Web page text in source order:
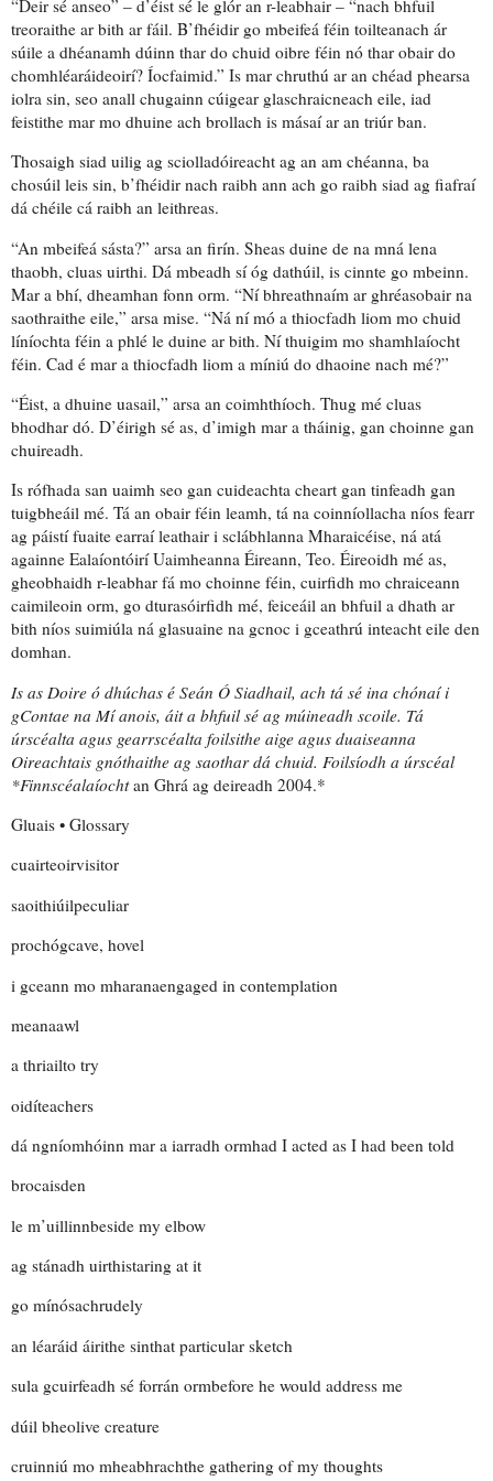
“Deir sé anseo” – d’éist sé le glór an r-leabhair – “nach bhfuil
treoraithe ar bith ar fáil. B’fhéidir go mbeifeá féin toilteanach ár
súile a dhéanamh dúinn thar do chuid oibre féin nó thar obair do
chomhléaráideoirí? Íocfaimid.” Is mar chruthú ar an chéad phearsa
iolra sin, seo anall chugainn cúigear glaschraicneach eile, iad
feistithe mar mo dhuine ach brollach is másaí ar an triúr ban.
Thosaigh siad uilig ag sciolladóireacht ag an am chéanna, ba
chosúil leis sin, b’fhéidir nach raibh ann ach go raibh siad ag fiafraí
dá chéile cá raibh an leithreas.
“An mbeifeá sásta?” arsa an firín. Sheas duine de na mná lena
thaobh, cluas uirthi. Dá mbeadh sí óg dathúil, is cinnte go mbeinn.
Mar a bhí, dheamhan fonn orm. “Ní bhreathnaím ar ghréasobair na
saothraithe eile,” arsa mise. “Ná ní mó a thiocfadh liom mo chuid
líníochta féin a phlé le duine ar bith. Ní thuigim mo shamhlaíocht
féin. Cad é mar a thiocfadh liom a míniú do dhaoine nach mé?”
“Éist, a dhuine uasail,” arsa an coimhthíoch. Thug mé cluas
bhodhar dó. D’éirigh sé as, d’imigh mar a tháinig, gan choinne gan
chuireadh.
Is rófhada san uaimh seo gan cuideachta cheart gan tinfeadh gan
tuigbheáil mé. Tá an obair féin leamh, tá na coinníollacha níos fearr
ag páistí fuaite earraí leathair i sclábhlanna Mharaicéise, ná atá
againne Ealaíontóirí Uaimheanna Éireann, Teo. Éireoidh mé as,
gheobhaidh r-leabhar fá mo choinne féin, cuirfidh mo chraiceann
caimileoin orm, go dturasóirfidh mé, feiceáil an bhfuil a dhath ar
bith níos suimiúla ná glasuaine na gcnoc i gceathrú inteacht eile den
domhan.
Is as Doire ó dhúchas é Seán Ó Siadhail, ach tá sé ina chónaí i
gContae na Mí anois, áit a bhfuil sé ag múineadh scoile. Tá
úrscéalta agus gearrscéalta foilsithe aige agus duaiseanna
Oireachtais gnóthaithe ag saothar dá chuid. Foilsíodh a úrscéal
*Finnscéalaíochtan Ghrá ag deireadh 2004.*
Gluais • Glossary
cuairteoirvisitor
saoithiúilpeculiar
prochógcave, hovel
i gceann mo mharanaengaged in contemplation
meanaawl
a thriailto try
oidíteachers
dá ngníomhóinn mar a iarradh ormhad I acted as I had been told
brocaisden
le m’uillinnbeside my elbow
ag stánadh uirthistaring at it
go mínósachrudely
an léaráid áirithe sinthat particular sketch
sula gcuirfeadh sé forrán ormbefore he would address me
dúil bheolive creature
cruinniú mo mheabhrachthe gathering of my thoughts